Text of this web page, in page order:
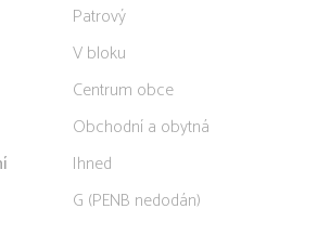
Patrový
V bloku
Centrum obce
Obchodní a obytná
Ihned
G (PENB nedodán)